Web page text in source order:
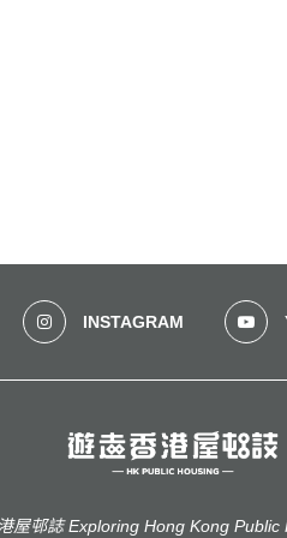
INSTAGRAM
屋邨誌 Exploring Hong Kong Public